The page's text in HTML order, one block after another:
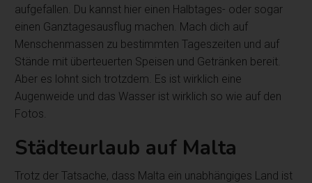
aufgefallen. Du kannst hier einen Halbtages- oder sogar
einen Ganztagesausflug machen. Mach dich auf
Menschenmassen zu bestimmten Tageszeiten und auf
Stände mit überteuerten Speisen und Getränken bereit.
Aber es lohnt sich trotzdem. Es ist wirklich eine
Augenweide und das Wasser ist wirklich so wie auf den
Fotos.
Städteurlaub auf Malta
Trotz der Tatsache, dass Malta ein unabhängiges Land ist